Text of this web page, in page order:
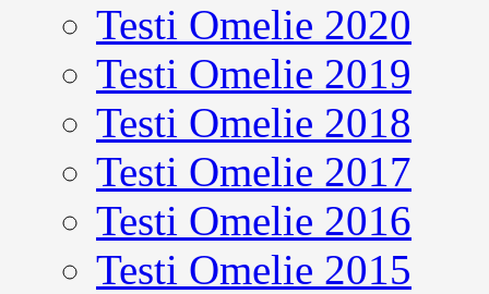
Testi Omelie 2020
Testi Omelie 2019
Testi Omelie 2018
Testi Omelie 2017
Testi Omelie 2016
Testi Omelie 2015